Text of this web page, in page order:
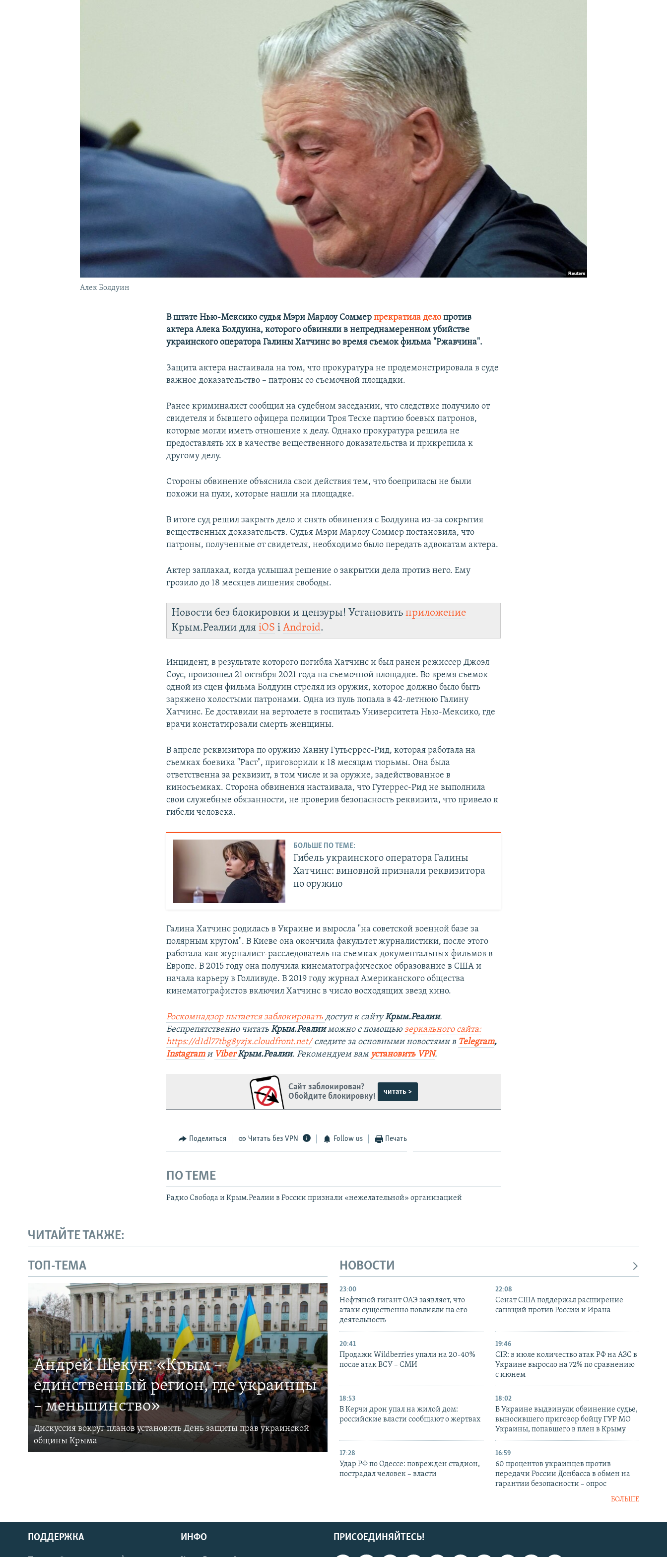
Алек Болдуин
В штате Нью-Мексико судья Мэри Марлоу Соммерпрекратила дело против
актера Алека Болдуина, которого обвиняли в непреднамеренном убийстве
украинского оператора Галины Хатчинс во время съемок фильма "Ржавчина".
Защита актера настаивала на том, что прокуратура не продемонстрировала в суде
важное доказательство – патроны со съемочной площадки.
Ранее криминалист сообщил на судебном заседании, что следствие получило от
свидетеля и бывшего офицера полиции Троя Теске партию боевых патронов,
которые могли иметь отношение к делу. Однако прокуратура решила не
предоставлять их в качестве вещественного доказательства и прикрепила к
другому делу.
Стороны обвинение объяснила свои действия тем, что боеприпасы не были
похожи на пули, которые нашли на площадке.
В итоге суд решил закрыть дело и снять обвинения с Болдуина из-за сокрытия
вещественных доказательств. Судья Мэри Марлоу Соммер постановила, что
патроны, полученные от свидетеля, необходимо было передать адвокатам актера.
Актер заплакал, когда услышал решение о закрытии дела против него. Ему
грозило до 18 месяцев лишения свободы.
Новости без блокировки и цензуры! Установитьприложение
Крым.Реалии дляiOS іAndroid.
Инцидент, в результате которого погибла Хатчинс и был ранен режиссер Джоэл
Соус, произошел 21 октября 2021 года на съемочной площадке. Во время съемок
одной из сцен фильма Болдуин стрелял из оружия, которое должно было быть
заряжено холостыми патронами. Одна из пуль попала в 42-летнюю Галину
Хатчинс. Ее доставили на вертолете в госпиталь Университета Нью-Мексико, где
врачи констатировали смерть женщины.
В апреле реквизитора по оружию Ханну Гутьеррес-Рид, которая работала на
съемках боевика "Раст", приговорили к 18 месяцам тюрьмы. Она была
ответственна за реквизит, в том числе и за оружие, задействованное в
киносъемках. Сторона обвинения настаивала, что Гутеррес-Рид не выполнила
свои служебные обязанности, не проверив безопасность реквизита, что привело к
гибели человека.
БОЛЬШЕ ПО ТЕМЕ:
Гибель украинского оператора Галины
Хатчинс: виновной признали реквизитора
по оружию
Галина Хатчинс родилась в Украине и выросла "на советской военной базе за
полярным кругом". В Киеве она окончила факультет журналистики, после этого
работала как журналист-расследователь на съемках документальных фильмов в
Европе. В 2015 году она получила кинематографическое образование в США и
начала карьеру в Голливуде. В 2019 году журнал Американского общества
кинематографистов включил Хатчинс в число восходящих звезд кино.
Роскомнадзор пытается заблокировать доступ к сайтуКрым.Реалии.
Беспрепятственно читатьКрым.Реалииможно с помощьюзеркального сайта:
https://d1dl77tbg8yzjx.cloudfront.net/следите за основными новостями в Telegram,
Instagramи Viber Крым.Реалии. Рекомендуем вам установить VPN.
Сайт заблокирован?
Обойдите блокировку!
читать >
Поделиться Читать без VPN Follow us Печать
ПО ТЕМЕ
Радио Свобода и Крым.Реалии в России признали «нежелательной» организацией
ЧИТАЙТЕ ТАКЖЕ:
ТОП-ТЕМА
Андрей Щекун: «Крым –
единственный регион, где украинцы
– меньшинство»
Дискуссия вокруг планов установить День защиты прав украинской
общины Крыма
НОВОСТИ
23:00
Нефтяной гигант ОАЭ заявляет, что
атаки существенно повлияли на его
деятельность
22:08
Сенат США поддержал расширение
санкций против России и Ирана
20:41
Продажи Wildberries упали на 20-40%
после атак ВСУ – СМИ
19:46
CIR: в июле количество атак РФ на АЗС в
Украине выросло на 72% по сравнению
с июнем
18:53
В Керчи дрон упал на жилой дом:
российские власти сообщают о жертвах
18:02
В Украине выдвинули обвинение судье,
выносившего приговор бойцу ГУР МО
Украины, попавшего в плен в Крыму
17:28
Удар РФ по Одессе: поврежден стадион,
пострадал человек – власти
16:59
60 процентов украинцев против
передачи России Донбасса в обмен на
гарантии безопасности – опрос
БОЛЬШЕ
ПРИСОЕДИНЯЙТЕСЬ!
ПОДДЕРЖКА ИНФО